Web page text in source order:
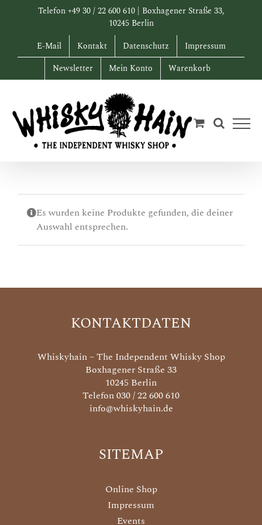
Telefon +49 30 / 22 600 610 | Boxhagener Straße 33,
10245 Berlin
E-Mail
Kontakt Datenschutz
Impressum
Newsletter
Mein Konto Warenkorb
Es wurden keine Produkte gefunden, die deiner
Auswahl entsprechen.
KONTAKTDATEN
Whiskyhain – The Independent Whisky Shop
Boxhagener Straße 33
10245 Berlin
Telefon 030 / 22 600 610
info@whiskyhain.de
SITEMAP
Online Shop
Impressum
Events